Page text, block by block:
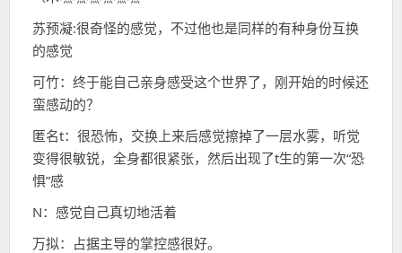
苏预凝:很奇怪的感觉，不过他也是同样的有种身份互换
的感觉
可竹：终于能自己亲身感受这个世界了，刚开始的时候还
蛮感动的？
匿名t：很恐怖，交换上来后感觉擦掉了一层水雾，听觉
变得很敏锐，全身都很紧张，然后出现了t生的第一次“恐
惧”感
N：感觉自己真切地活着
万拟：占据主导的掌控感很好。